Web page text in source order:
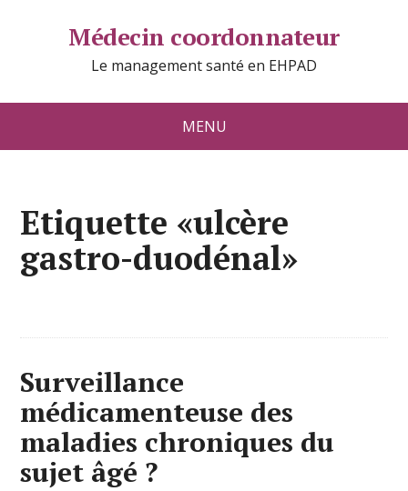
Médecin coordonnateur
Le management santé en EHPAD
MENU
Etiquette «ulcère
gastro-duodénal»
Surveillance
médicamenteuse des
maladies chroniques du
sujet âgé ?